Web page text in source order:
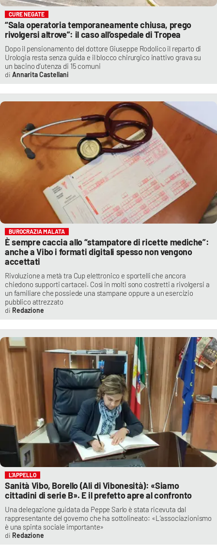
CURE NEGATE
“Sala operatoria temporaneamente chiusa, prego
rivolgersi altrove”: il caso all’ospedale di Tropea
Dopo il pensionamento del dottore Giuseppe Rodolico il reparto di
Urologia resta senza guida e il blocco chirurgico inattivo grava su
un bacino d’utenza di 15 comuni
Annarita Castellani
BUROCRAZIA MALATA
È sempre caccia allo “stampatore di ricette mediche”:
anche a Vibo i formati digitali spesso non vengono
accettati
Rivoluzione a metà tra Cup elettronico e sportelli che ancora
chiedono supporti cartacei. Così in molti sono costretti a rivolgersi a
un familiare che possiede una stampane oppure a un esercizio
pubblico attrezzato
Redazione
L’APPELLO
Sanità Vibo, Borello (Ali di Vibonesità): «Siamo
cittadini di serie B». E il prefetto apre al confronto
Una delegazione guidata da Peppe Sarlo è stata ricevuta dal
rappresentante del governo che ha sottolineato: «L’associazionismo
è una spinta sociale importante»
Redazione